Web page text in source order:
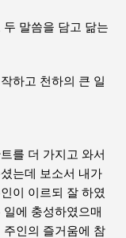
두 말씀을 담고 닮는
하고 천하의 큰 일
를 더 가지고 와서
는데 보소서 내가
이 이르되 잘 하였
에 충성하였으매
인의 즐거움에 참